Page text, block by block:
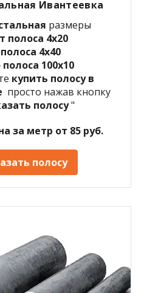
Ивантеевка
размеры
полоса 4х20
полоса 4х40
100х10
купить полосу в
просто нажав кнопку
полосу"
за метр от 85 руб.
полосу